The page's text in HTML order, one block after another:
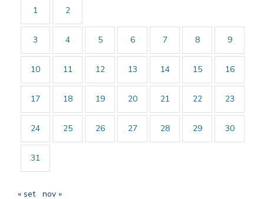
1
2
3 4 5 6 7 8 9
10 11 12 13 14 15 16
17 18 19 20 21 22 23
24 25 26 27 28 29 30
31
« set nov »